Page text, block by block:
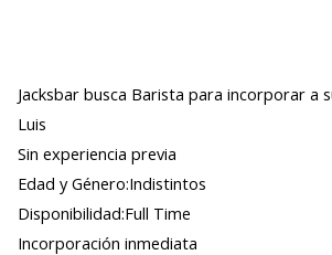
Jacksbar busca Barista para incorporar a
Luis
Sin experiencia previa
Edad y Género:Indistintos
Disponibilidad:Full Time
Incorporación inmediata